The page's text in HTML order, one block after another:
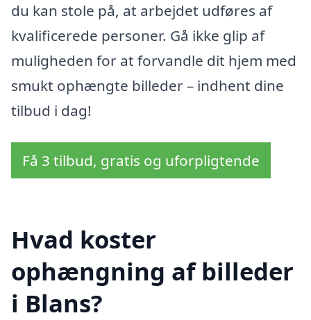
du kan stole på, at arbejdet udføres af
kvalificerede personer. Gå ikke glip af
muligheden for at forvandle dit hjem med
smukt ophængte billeder – indhent dine
tilbud i dag!
Få 3 tilbud, gratis og uforpligtende
Hvad koster
ophængning af billeder
i Blans?